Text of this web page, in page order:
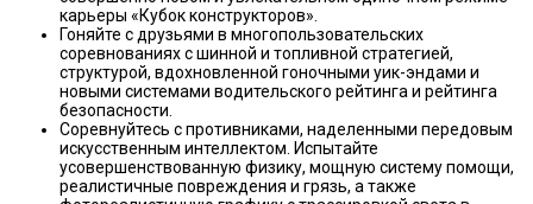
карьеры «Кубок конструкторов».
Гоняйте с друзьями в многопользовательских
соревнованиях с шинной и топливной стратегией,
структурой, вдохновленной гоночными уик-эндами и
новыми системами водительского рейтинга и рейтинга
безопасности.
Соревнуйтесь с противниками, наделенными передовым
искусственным интеллектом. Испытайте
усовершенствованную физику, мощную систему помощи,
реалистичные повреждения и грязь, а также